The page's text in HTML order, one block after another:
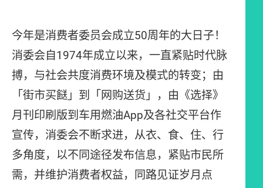
今年是消费者委员会成立50周年的大日子！
消委会自1974年成立以来，一直紧贴时代脉
搏，与社会共度消费环境及模式的转变；由
「街市买餸」到「网购送货」，由《选择》
月刊印刷版到车用燃油App及各社交平台作
宣传，消委会不断求进，从衣、食、住、行
多角度，以不同途径发布信息，紧贴市民所
需，并维护消费者权益，同路见证岁月点